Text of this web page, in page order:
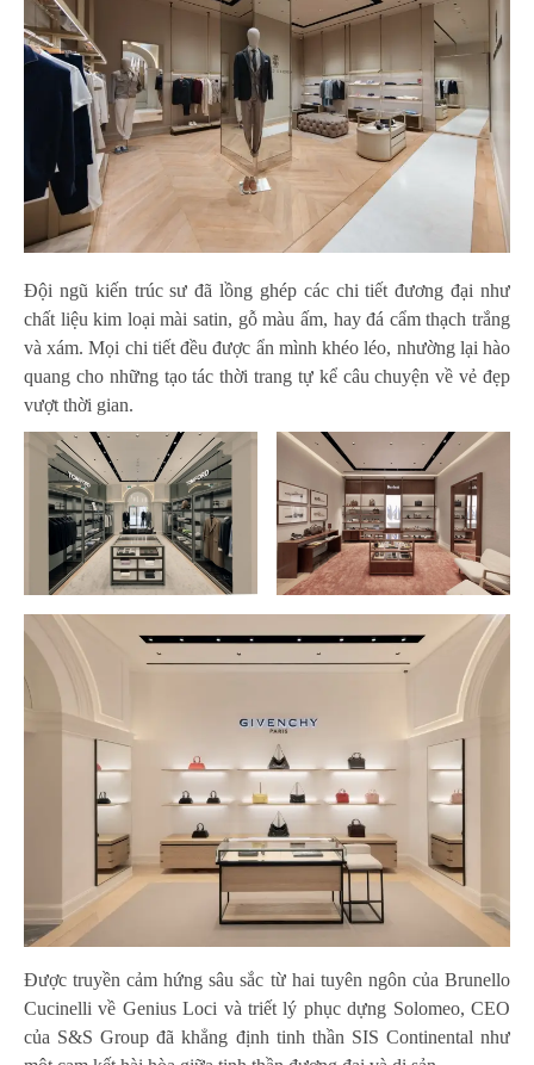
Đội ngũ kiến trúc sư đã lồng ghép các chi tiết đương đại như
chất liệu kim loại mài satin, gỗ màu ấm, hay đá cẩm thạch trắng
và xám. Mọi chi tiết đều được ẩn mình khéo léo, nhường lại hào
quang cho những tạo tác thời trang tự kể câu chuyện về vẻ đẹp
vượt thời gian.
Được truyền cảm hứng sâu sắc từ hai tuyên ngôn của Brunello
Cucinelli về Genius Loci và triết lý phục dựng Solomeo, CEO
của S&S Group đã khẳng định tinh thần SIS Continental như